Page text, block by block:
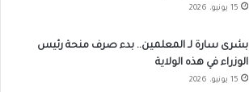
15 يونيو، 2026
بشرى سارة لـ المعلمين.. بدء صرف منحة رئيس
الوزراء في هذه الولاية
15 يونيو، 2026